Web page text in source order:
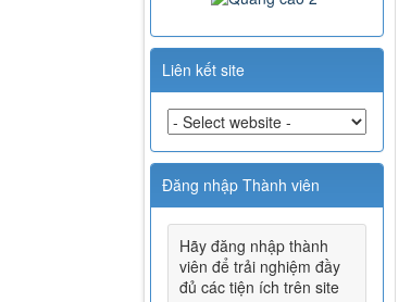
Liên kết site
Đăng nhập Thành viên
Hãy đăng nhập thành
viên để trải nghiệm đầy
đủ các tiện ích trên site